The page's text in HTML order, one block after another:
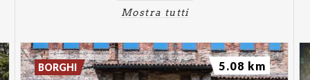
Mostra tutti
BORGHI 5.08 km